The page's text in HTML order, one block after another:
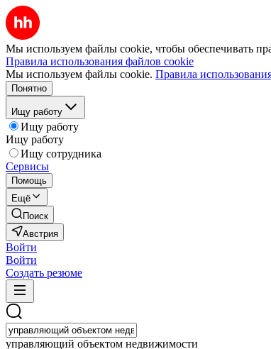
Мы используем файлы cookie, чтобы обеспечивать
Правила использования файлов cookie
Мы используем файлы cookie. Правила
Понятно
Ищу работу
Ищу работу
Ищу работу
Ищу сотрудника
Сервисы
Помощь
Ещё
Поиск
Австрия
Войти
Войти
Создать резюме
управляющий объектом недвижимости